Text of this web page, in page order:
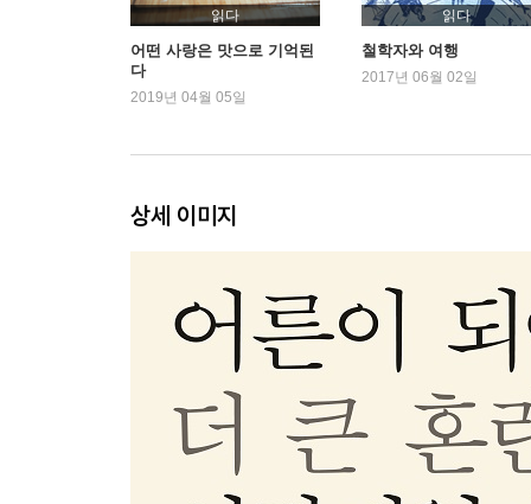
별 뜻 없이 하는 말
여성 독자는 이해합니다
가이드 없음, 전진 가능
당신은 그것이 기분 탓이라고 말했다
읽다
어떤 사랑은 맛으로 기억된
다
2019년 04월 05일
읽다
철학자와 여행
2017년 06월 02일
상세 이미지